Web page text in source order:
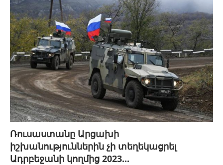
Ռուսաստանը Արցախի
իշխանություններին չի տեղեկացրել
Ադրբեջանի կողմից 2023...